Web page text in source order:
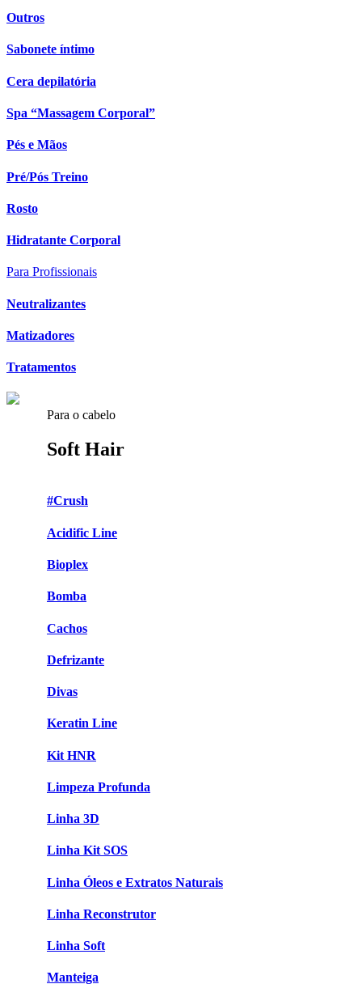
Outros
Sabonete íntimo
Cera depilatória
Spa “Massagem Corporal”
Pés e Mãos
Pré/Pós Treino
Rosto
Hidratante Corporal
Para Profissionais
Neutralizantes
Matizadores
Tratamentos
Para o cabelo
Soft Hair
#Crush
Acidific Line
Bioplex
Bomba
Cachos
Defrizante
Divas
Keratin Line
Kit HNR
Limpeza Profunda
Linha 3D
Linha Kit SOS
Linha Óleos e Extratos Naturais
Linha Reconstrutor
Linha Soft
Manteiga